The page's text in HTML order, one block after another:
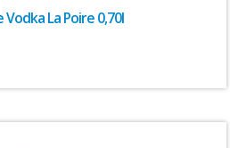
Vodka La Poire 0,70l